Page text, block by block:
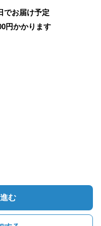
でお届け予定
円かかります
む